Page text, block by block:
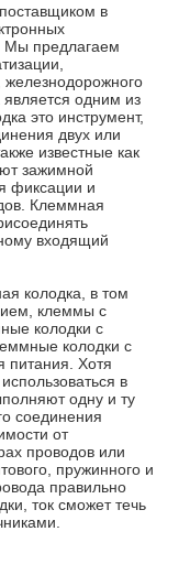
в
Мы предлагаем
железнодорожного
одним из
это инструмент,
двух или
известные как
зажимной
фиксации и
Клеммная
входящий
колодка, в том
клеммы с
колодки с
колодки с
питания. Хотя
в
одну и ту
соединения
от
проводов или
пружинного и
правильно
ток сможет течь